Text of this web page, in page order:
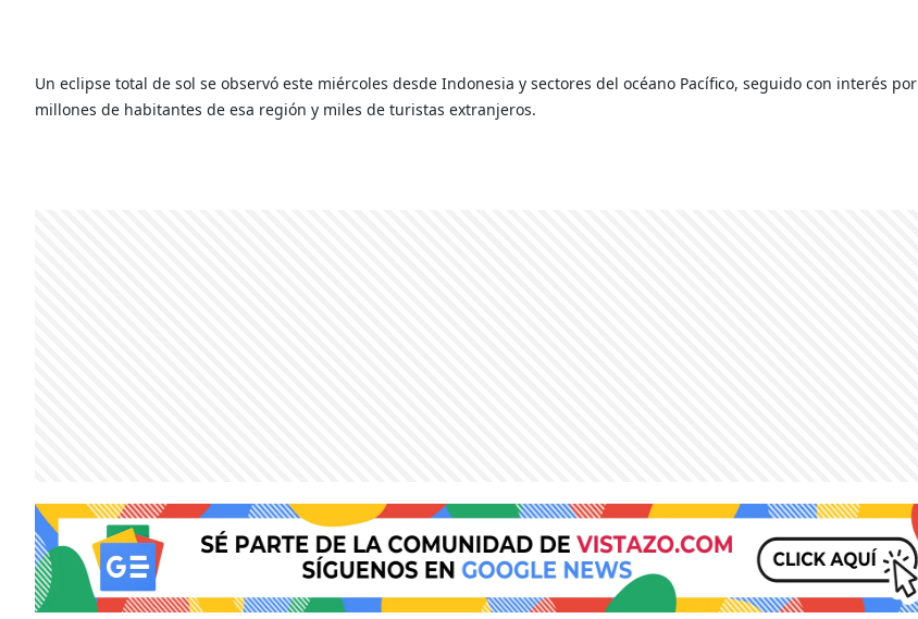
Un eclipse total de sol se observó este miércoles desde Indonesia y sectores del océano Pacífico, seguido con interés por
millones de habitantes de esa región y miles de turistas extranjeros.